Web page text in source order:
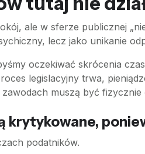
ale w sferze publicznej
lecz jako unikanie
oczekiwać skrócenia
legislacyjny trwa,
muszą być
krytykowane,
podatników.